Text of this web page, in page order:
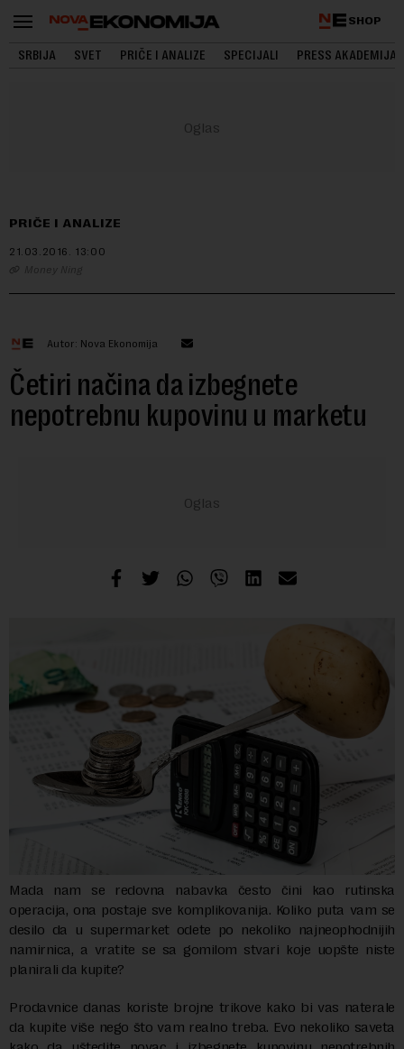
SHOP
SRBIJA SVET PRIČE I ANALIZE SPECIJALI PRESS AKADEMIJA
PRIČE I ANALIZE
21.03.2016. 13:00
Money Ning
Autor: Nova Ekonomija
Četiri načina da izbegnete
nepotrebnu kupovinu u marketu
Mada nam se redovna nabavka često čini kao rutinska
operacija, ona postaje sve komplikovanija. Koliko puta vam se
desilo da u supermarket odete po nekoliko najneophodnijih
namirnica, a vratite se sa gomilom stvari koje uopšte niste
planirali da kupite?
Prodavnice danas koriste brojne trikove kako bi vas naterale
da kupite više nego što vam realno treba. Evo nekoliko saveta